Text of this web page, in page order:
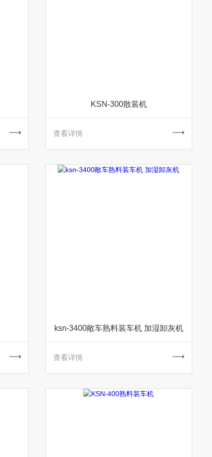
KSN-300散装机
查看详情
ksn-3400敞车熟料装车机 加湿卸灰机
查看详情